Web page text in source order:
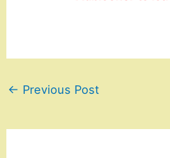
← Previous Post